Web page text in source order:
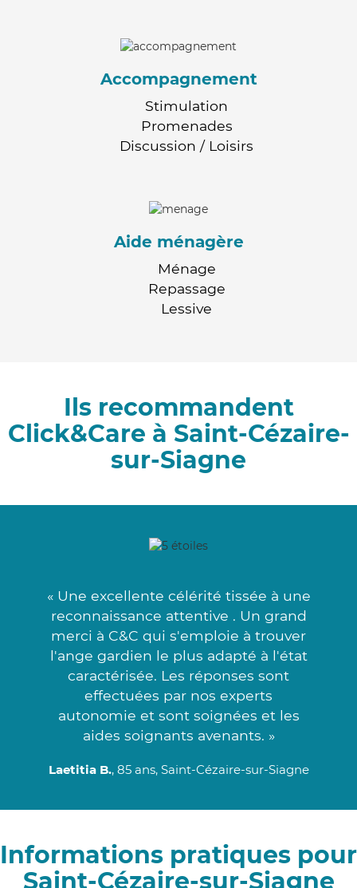
Accompagnement
Stimulation
Promenades
Discussion / Loisirs
Aide ménagère
Ménage
Repassage
Lessive
Ils recommandent
Click&Care à Saint-Cézaire-
sur-Siagne
« Une excellente célérité tissée à une
reconnaissance attentive . Un grand
merci à C&C qui s'emploie à trouver
l'ange gardien le plus adapté à l'état
caractérisée. Les réponses sont
effectuées par nos experts
autonomie et sont soignées et les
aides soignants avenants. »
Laetitia B., 85 ans, Saint-Cézaire-sur-Siagne
Informations pratiques pour
Saint-Cézaire-sur-Siagne